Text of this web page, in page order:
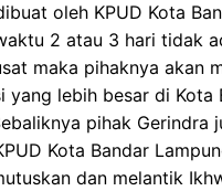
oleh KPUD Kota
2 atau 3 hari tidak
maka pihaknya akan
yang lebih besar di Kota
pihak Gerindra
Kota Bandar
dan melantik